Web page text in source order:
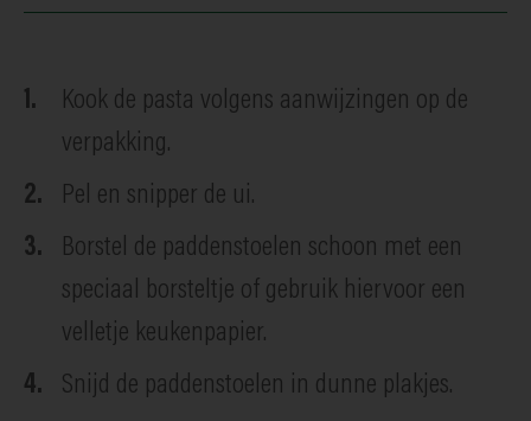
Kook de pasta volgens aanwijzingen op de
verpakking.
Pel en snipper de ui.
Borstel de paddenstoelen schoon met een
speciaal borsteltje of gebruik hiervoor een
velletje keukenpapier.
Snijd de paddenstoelen in dunne plakjes.